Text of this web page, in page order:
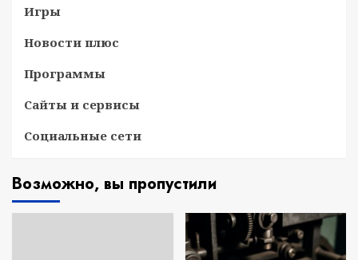
Игры
Новости плюс
Программы
Сайты и сервисы
Социальные сети
Возможно, вы пропустили